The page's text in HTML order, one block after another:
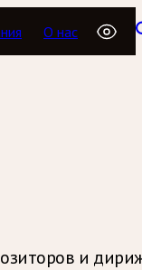
О нас
и